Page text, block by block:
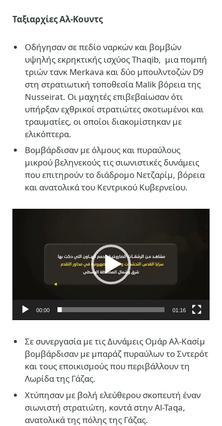
Ταξιαρχίες Αλ-Κουντς
Οδήγησαν σε πεδίο ναρκών και βομβών
υψηλής εκρηκτικής ισχύος Thaqib, μια πομπή
τριών τανκ Merkava και δύο μπουλντοζών D9
στη στρατιωτική τοποθεσία Malik βόρεια της
Nusseirat. Οι μαχητές επιβεβαίωσαν ότι
υπήρξαν εχθρικοί στρατιώτες σκοτωμένοι και
τραυματίες, οι οποίοι διακομίστηκαν με
ελικόπτερα.
Βομβάρδισαν με όλμους και πυραύλους
μικρού βεληνεκούς τις σιωνιστικές δυνάμεις
που επιτηρούν το διάδρομο Νετζαρίμ, βόρεια
και ανατολικά του Κεντρικού Κυβερνείου.
00:00 01:16
Σε συνεργασία με τις Δυνάμεις Ομάρ Αλ-Κασίμ
βομβάρδισαν με μπαράζ πυραύλων το Σντερότ
και τους εποικισμούς που περιβάλλουν τη
Λωρίδα της Γάζας.
Χτύπησαν με βολή ελεύθερου σκοπευτή έναν
σιωνιστή στρατιώτη, κοντά στην Al-Taqa,
ανατολικά της πόλης της Γάζας.